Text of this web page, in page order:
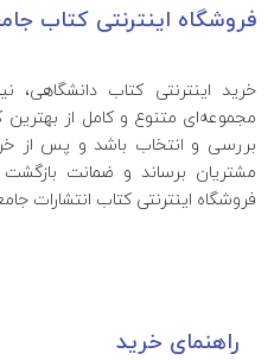
فروشگاه اینترنتی کتاب
خرید اینترنتی کتاب‌ دانشگاهی،
مجموعه‌ای متنوع و کامل از بهترین
بررسی و انتخاب باشد و پس از
مشتریان برساند و ضمانت
فروشگاه اینترنتی کتاب انتشارات
راهنمای خرید